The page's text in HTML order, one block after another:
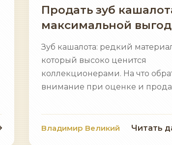
Продать зуб
максимальной
Зуб кашалота: редкий
который высоко ценится
коллекционерами. На что
внимание при оценке и
Владимир Великий Читать